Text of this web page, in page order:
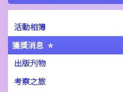
活動相簿
獲獎消息
出版刋物
考察之旅